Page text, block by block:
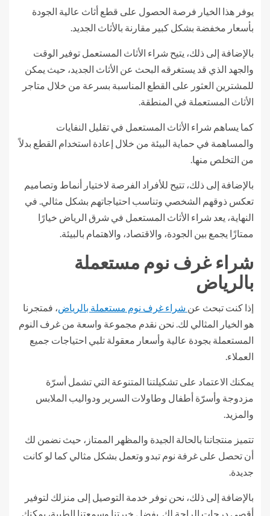
يوفر هذا الخيار فرصة الحصول على قطع أثاث عالية الجودة
بأسعار مخفضة بشكل كبير مقارنة بالأثاث الجديد.
بالإضافة إلى ذلك، يتيح شراء الأثاث المستعمل توفير الوقت
والجهد الذي قد يستغرقه البحث عن الأثاث الجديد، حيث يمكن
للمشترين العثور على القطع المناسبة بسرعة من خلال متاجر
الأثاث المستعملة في المنطقة.
كما يساهم شراء الأثاث المستعمل في تقليل النفايات
والمساهمة في حماية البيئة من خلال إعادة استخدام القطع بدلاً
من التخلص منها.
بالإضافة إلى ذلك، تتيح للأفراد الفرصة لاختيار أنماط وتصاميم
تعكس ذوقهم الشخصي وتناسب احتياجاتهم بشكل مثالي. في
النهاية، يعد شراء الأثاث المستعمل في شرق الرياض خيارًا
ممتازًا يجمع بين الجودة، والاقتصاد، والاهتمام بالبيئة.
شراء غرف نوم مستعملة
بالرياض
إذا كنت تبحث عن شراء غرف نوم مستعملة بالرياض، فمتجرنا
هو الخيار المثالي لك. نحن نقدم مجموعة واسعة من غرف النوم
المستعملة بجودة عالية وأسعار معقولة تلبي احتياجات جميع
العملاء.
يمكنك الاعتماد على تشكيلتنا المتنوعة التي تشمل أسرّة
مزدوجة وأسرّة أطفال وطاولات السرير ودواليب الملابس
والمزيد.
تتميز منتجاتنا بالحالة الجيدة والمظهر الممتاز، حيث نضمن لك
أن تحصل على غرفة نوم تبدو وتعمل بشكل مثالي كما لو كانت
جديدة.
بالإضافة إلى ذلك، نحن نوفر خدمة التوصيل إلى منزلك لتوفير
أقصى درجات الراحة لك. بفضل خبرتنا وسمعتنا الطيبة، يمكنك